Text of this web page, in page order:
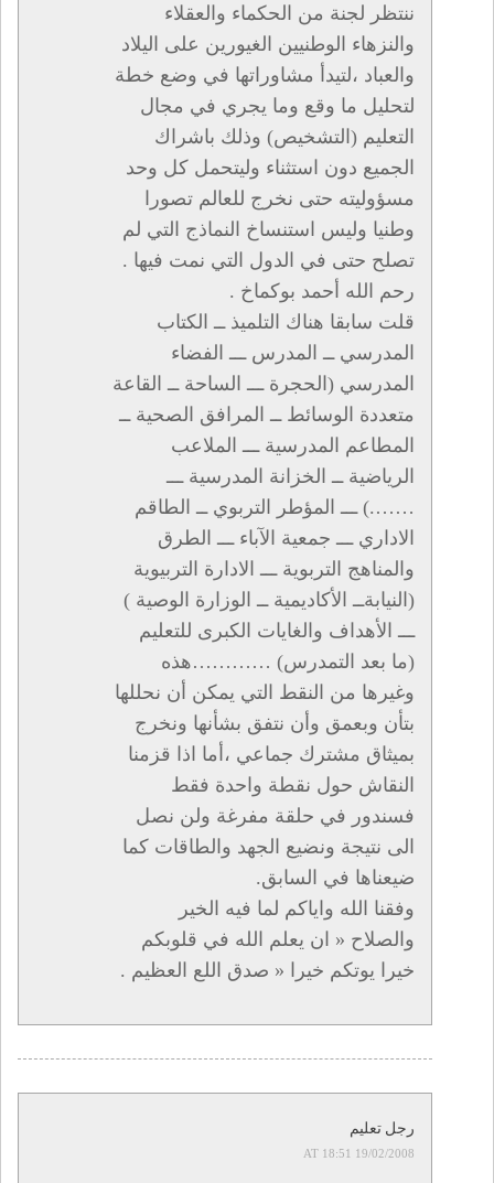
ننتظر لجنة من الحكماء والعقلاء
والنزهاء الوطنيين الغيورين على اليلاد
والعباد ،لتيدأ مشاوراتها في وضع خطة
لتحليل ما وقع وما يجري في مجال
التعليم (التشخيص) وذلك باشراك
الجميع دون استثناء وليتحمل كل وحد
مسؤوليته حتى نخرج للعالم تصورا
وطنيا وليس استنساخ النماذج التي لم
تصلح حتى في الدول التي نمت فيها .
رحم الله أحمد بوكماخ .
قلت سابقا هناك التلميذ ــ الكتاب
المدرسي ــ المدرس ـــ الفضاء
المدرسي (الحجرة ـــ الساحة ــ القاعة
متعددة الوسائط ــ المرافق الصحية ــ
المطاعم المدرسية ـــ الملاعب
الرياضية ــ الخزانة المدرسية ـــ
…….) ـــ المؤطر التربوي ــ الطاقم
الاداري ـــ جمعية الآباء ـــ الطرق
والمناهج التربوية ـــ الادارة التربيوية
(النيابةــ الأكاديمية ــ الوزارة الوصية )
ـــ الأهداف والغايات الكبرى للتعليم
(ما بعد التمدرس) …………هذه
وغيرها من النقط التي يمكن أن نحللها
بتأن وبعمق وأن نتفق بشأنها ونخرج
بميثاق مشترك جماعي ،أما اذا قزمنا
النقاش حول نقطة واحدة فقط
فسندور في حلقة مفرغة ولن نصل
الى نتيجة ونضيع الجهد والطاقات كما
ضيعناها في السابق.
وفقنا الله واياكم لما فيه الخير
والصلاح « ان يعلم الله في قلوبكم
خيرا يوتكم خيرا « صدق اللع العظيم .
رجل تعليم
19/02/2008 AT 18:51